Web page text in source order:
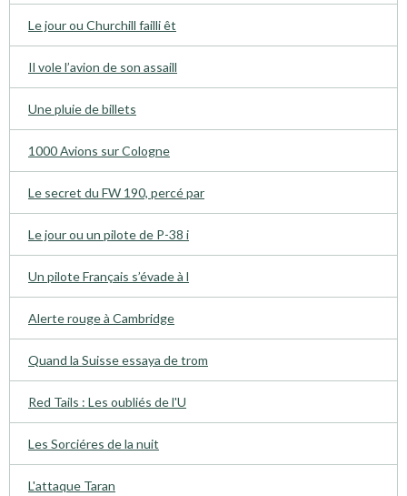
Le jour ou Churchill failli êt
Il vole l’avion de son assaill
Une pluie de billets
1000 Avions sur Cologne
Le secret du FW 190, percé par
Le jour ou un pilote de P-38 i
Un pilote Français s’évade à l
Alerte rouge à Cambridge
Quand la Suisse essaya de trom
Red Tails : Les oubliés de l'U
Les Sorciéres de la nuit
L'attaque Taran